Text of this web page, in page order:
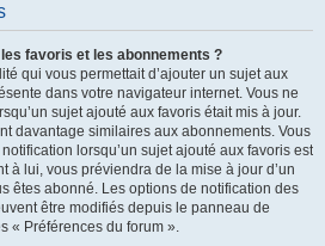
favoris et les abonnements ?
qui vous permettait d’ajouter un sujet aux
dans votre navigateur internet. Vous ne
sujet ajouté aux favoris était mis à jour.
davantage similaires aux abonnements. Vous
lorsqu’un sujet ajouté aux favoris est
à lui, vous préviendra de la mise à jour d’un
êtes abonné. Les options de notification des
être modifiés depuis le panneau de
« Préférences du forum ».